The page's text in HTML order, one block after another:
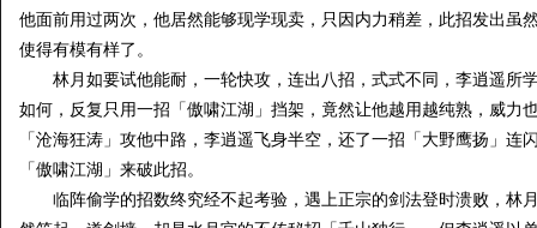
他面前用过两次，他居然能够现学现卖，只因内力稍差，此招发出虽
使得有模有样了。
林月如要试他能耐，一轮快攻，连出八招，式式不同，李逍遥所
如何，反复只用一招「傲啸江湖」挡架，竟然让他越用越纯熟，威力
「沧海狂涛」攻他中路，李逍遥飞身半空，还了一招「大野鹰扬」连
「傲啸江湖」来破此招。
临阵偷学的招数终究经不起考验，遇上正宗的剑法登时溃败，林